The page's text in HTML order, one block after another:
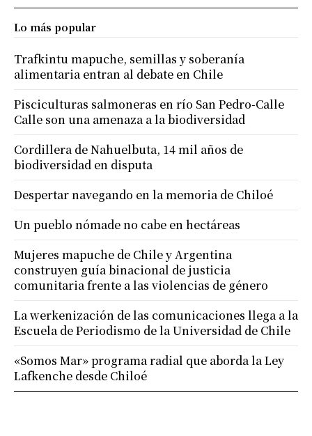
Lo más popular
Trafkintu mapuche, semillas y soberanía
alimentaria entran al debate en Chile
Pisciculturas salmoneras en río San Pedro-Calle
Calle son una amenaza a la biodiversidad
Cordillera de Nahuelbuta, 14 mil años de
biodiversidad en disputa
Despertar navegando en la memoria de Chiloé
Un pueblo nómade no cabe en hectáreas
Mujeres mapuche de Chile y Argentina
construyen guía binacional de justicia
comunitaria frente a las violencias de género
La werkenización de las comunicaciones llega a la
Escuela de Periodismo de la Universidad de Chile
«Somos Mar» programa radial que aborda la Ley
Lafkenche desde Chiloé